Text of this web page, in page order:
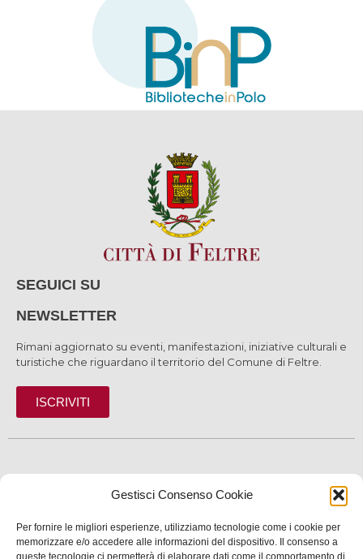
Gestisci Consenso Cookie
Per fornire le migliori esperienze, utilizziamo tecnologie come i cookie per
memorizzare e/o accedere alle informazioni del dispositivo. Il consenso a
queste tecnologie ci permetterà di elaborare dati come il comportamento di
SEGUICI SU
NEWSLETTER
Rimani aggiornato su eventi, manifestazioni, iniziative culturali e
turistiche che riguardano il territorio del Comune di Feltre.
ISCRIVITI
SERVIZI